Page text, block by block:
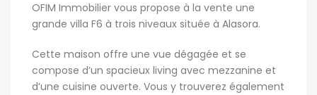
OFIM Immobilier vous propose à la vente une
grande villa F6 à trois niveaux située à Alasora.
Cette maison offre une vue dégagée et se
compose d’un spacieux living avec mezzanine et
d’une cuisine ouverte. Vous y trouverez également